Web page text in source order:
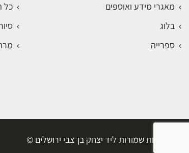
מאגרי מידע ואוספים
בלוג
ספרייה
כל
כל הזכויות שמורות ליד יצחק בן־צבי ירושלים ©